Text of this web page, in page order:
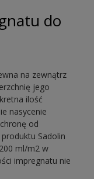
do
na zewnątrz
jego
ilość
nasycenie
od
Sadolin
ml/m2 w
impregnatu nie